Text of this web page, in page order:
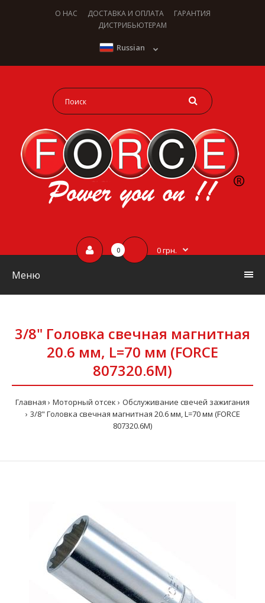
О НАС ДОСТАВКА И ОПЛАТА
ГАРАНТИЯ
ДИСТРИБЬЮТЕРАМ
Russian
0 0 грн.
Меню
3/8" Головка свечная магнитная
20.6 мм, L=70 мм (FORCE
807320.6M)
Главная Моторный отсек
Обслуживание свечей зажигания
3/8" Головка свечная магнитная 20.6 мм, L=70 мм (FORCE
807320.6M)